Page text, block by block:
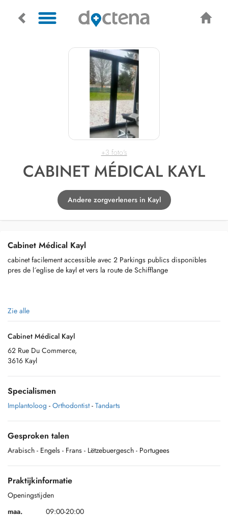
+3 foto's
CABINET MÉDICAL KAYL
Andere zorgverleners in Kayl
Cabinet Médical Kayl
cabinet facilement accessible avec 2 Parkings publics disponibles
pres de l´eglise de kayl et vers la route de Schifflange
Nous sommes joignables par téléphone : +352 621 462 487
Zie alle
Cabinet Médical Kayl
62 Rue Du Commerce,
3616 Kayl
Specialismen
Implantoloog - Orthodontist - Tandarts
Gesproken talen
Arabisch - Engels - Frans - Lëtzebuergesch - Portugees
Praktijkinformatie
Openingstijden
maa.
09:00-20:00